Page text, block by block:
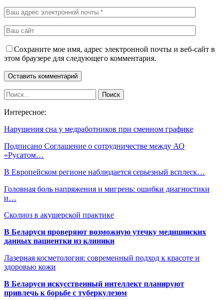
Сохраните мое имя, адрес электронной почты и веб-сайт в
этом браузере для следующего комментария.
Интересное:
Нарушения сна у медработников при сменном графике
Подписано Соглашение о сотрудничестве между АО
«Русатом…
В Европейском регионе наблюдается серьезный всплеск…
Головная боль напряжения и мигрень: ошибки диагностики
и…
Сколиоз в акушерской практике
В Беларуси проверяют возможную утечку медицинских
данных пациентки из клиники
Лазерная косметология: современный подход к красоте и
здоровью кожи
В Беларуси искусственный интеллект планируют
привлечь к борьбе с туберкулезом